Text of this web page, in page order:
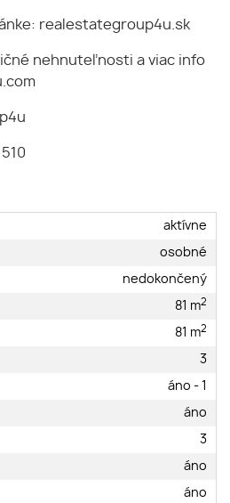
realestategroup4u.sk
nehnuteľnosti a viac info
aktívne
osobné
nedokončený
81 m2
81 m2
3
áno - 1
áno
3
áno
áno